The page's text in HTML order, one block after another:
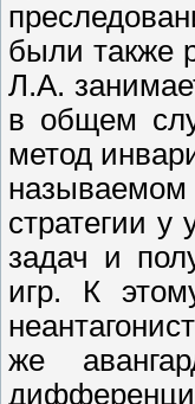
были также
Л.А.
в общем
метод
стратегии
задач и
игр. К
же